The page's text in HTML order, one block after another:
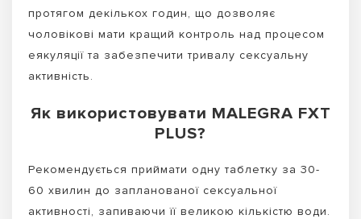
протягом декількох годин, що дозволяє
чоловікові мати кращий контроль над процесом
еякуляції та забезпечити тривалу сексуальну
активність.
Як використовувати MALEGRA FXT
PLUS?
Рекомендується приймати одну таблетку за 30-
60 хвилин до запланованої сексуальної
активності, запиваючи її великою кількістю води.